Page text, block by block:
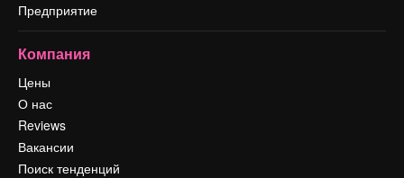
Предприятие
Компания
Цены
О нас
Reviews
Вакансии
Поиск тенденций